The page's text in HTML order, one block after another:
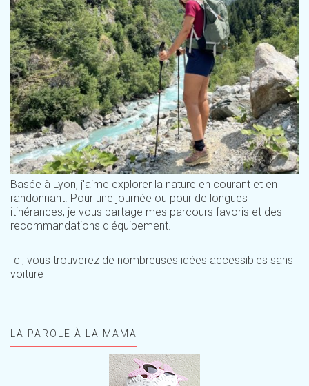
Basée à Lyon, j'aime explorer la nature en courant et en
randonnant. Pour une journée ou pour de longues
itinérances, je vous partage mes parcours favoris et des
recommandations d'équipement.
Ici, vous trouverez de nombreuses idées accessibles sans
voiture
LA PAROLE À LA MAMA